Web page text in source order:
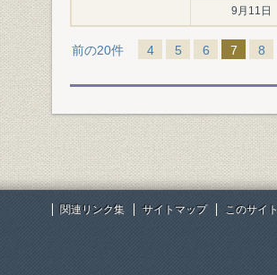
9月11日
前の20件 4 5 6 7 8
関連リンク集 サイトマップ このサイ